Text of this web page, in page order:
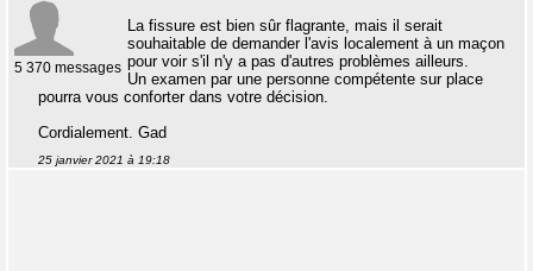
5 370 messages
La fissure est bien sûr flagrante, mais il serait
souhaitable de demander l'avis localement à un maçon
pour voir s'il n'y a pas d'autres problèmes ailleurs.
Un examen par une personne compétente sur place
pourra vous conforter dans votre décision.
Cordialement. Gad
25 janvier 2021 à 19:18